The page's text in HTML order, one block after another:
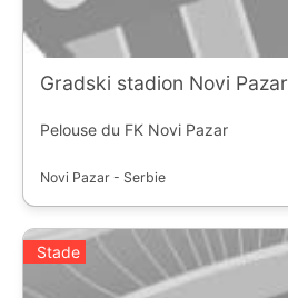
Gradski stadion Novi Pazar
Pelouse du FK Novi Pazar
Novi Pazar - Serbie
Stade